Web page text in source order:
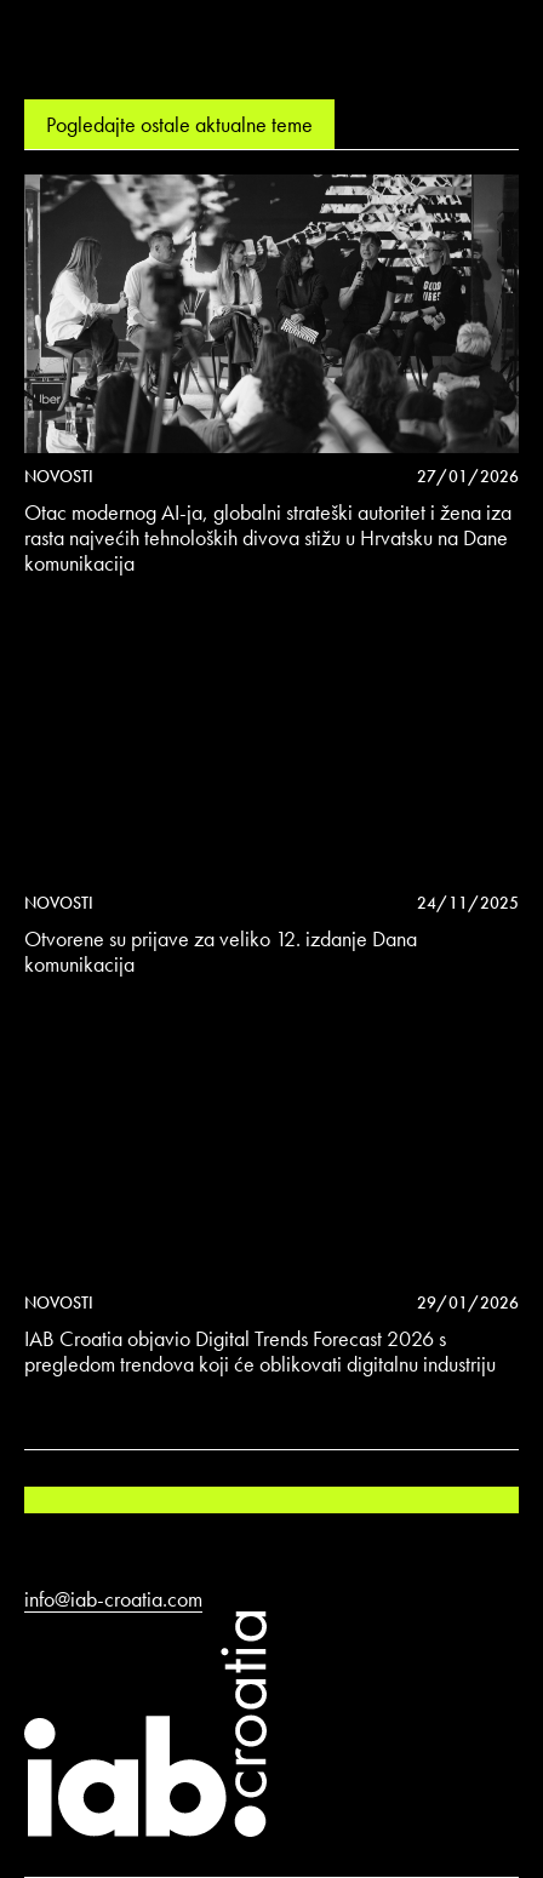
Pogledajte ostale aktualne teme
NOVOSTI 27/01/2026
Otac modernog AI-ja, globalni strateški autoritet i žena iza
rasta najvećih tehnoloških divova stižu u Hrvatsku na Dane
komunikacija
NOVOSTI 24/11/2025
Otvorene su prijave za veliko 12. izdanje Dana
komunikacija
NOVOSTI 29/01/2026
IAB Croatia objavio Digital Trends Forecast 2026 s
pregledom trendova koji će oblikovati digitalnu industriju
info@iab-croatia.com